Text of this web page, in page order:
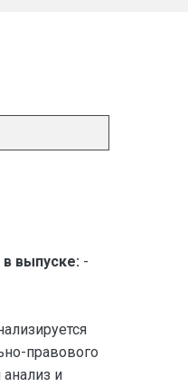
выпуске: -
правового
и